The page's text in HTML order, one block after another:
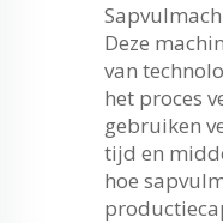
Deze
van
het proces
gebruiken
tijd en
hoe